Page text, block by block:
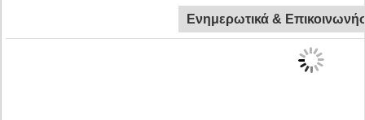
Ενημερωτικά &